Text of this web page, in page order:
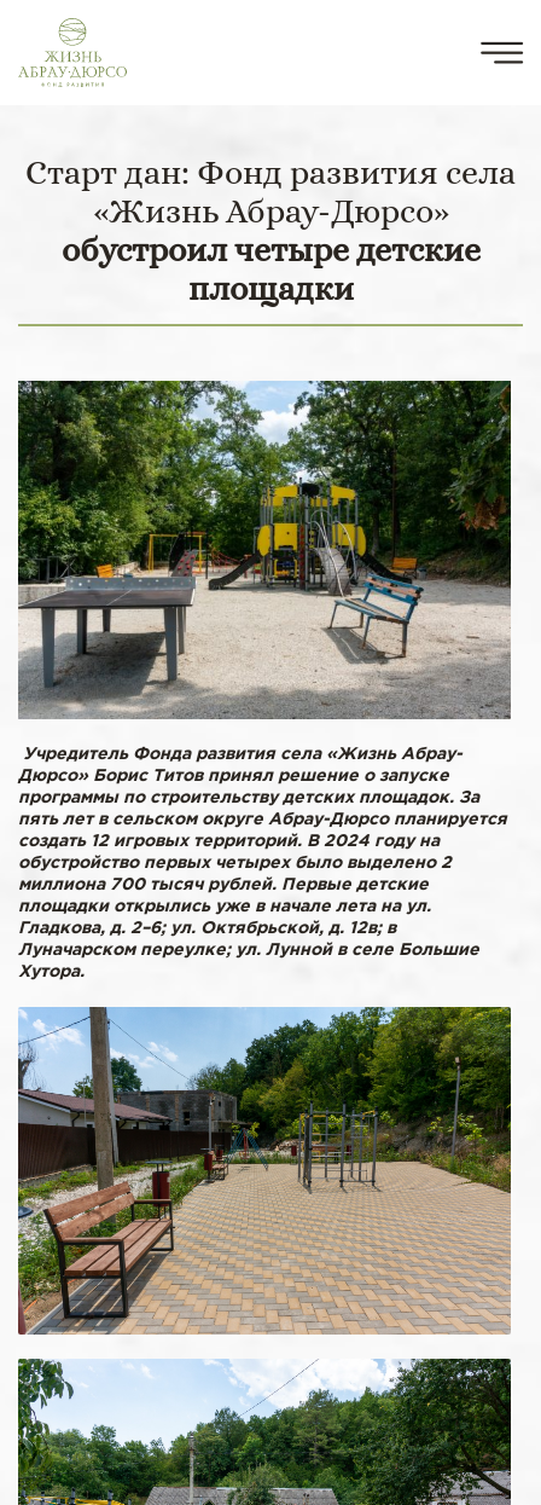
Старт дан: Фонд развития села
«Жизнь Абрау-Дюрсо»
обустроил четыре детские
площадки
Учредитель Фонда развития села «Жизнь Абрау-
Дюрсо» Борис Титов принял решение о запуске
программы по строительству детских площадок. За
пять лет в сельском округе Абрау-Дюрсо планируется
создать 12 игровых территорий. В 2024 году на
обустройство первых четырех было выделено 2
миллиона 700 тысяч рублей. Первые детские
площадки открылись уже в начале лета на ул.
Гладкова, д. 2–6; ул. Октябрьской, д. 12в; в
Луначарском переулке; ул. Лунной в селе Большие
Хутора.